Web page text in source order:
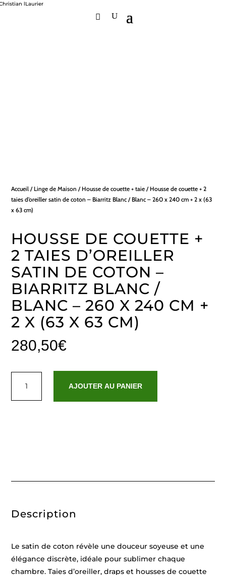
Accueil / Linge de Maison / Housse de couette + taie / Housse de couette + 2
taies d’oreiller satin de coton – Biarritz Blanc / Blanc – 260 x 240 cm + 2 x (63
x 63 cm)
HOUSSE DE COUETTE +
2 TAIES D’OREILLER
SATIN DE COTON –
BIARRITZ BLANC /
BLANC – 260 X 240 CM +
2 X (63 X 63 CM)
280,50€
Housse
Blanc
260
x
2
x
x
AJOUTER AU PANIER
Description
Le satin de coton révèle une douceur soyeuse et une
élégance discrète, idéale pour sublimer chaque
chambre. Taies d’oreiller, draps et housses de couette